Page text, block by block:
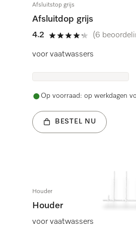
Afsluitstop grijs
Afsluitdop grijs
4.2
4.2 sterren op 5
(6
voor vaatwassers
Op voorraad: op werkdagen
BESTEL NU
Houder
Houder
voor vaatwassers